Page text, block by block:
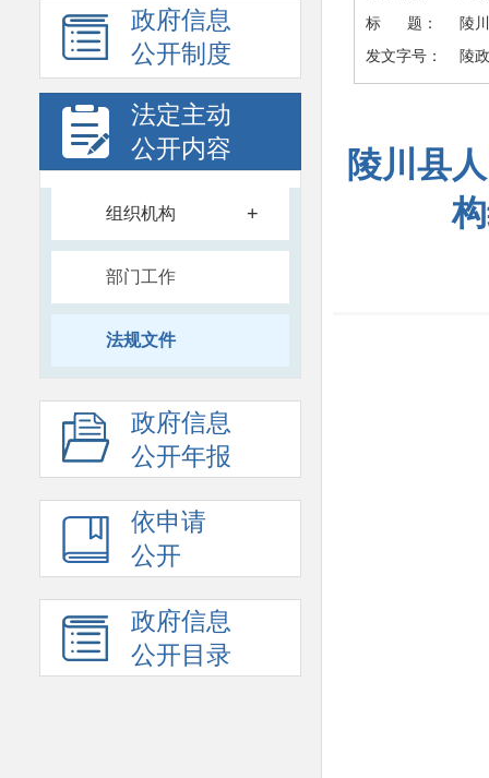
政府信息
公开制度
法定主动
公开内容
组织机构 +
部门工作
法规文件
政府信息
公开年报
依申请
公开
政府信息
公开目录
标 题：
陵
发文字号：
陵
陵川县